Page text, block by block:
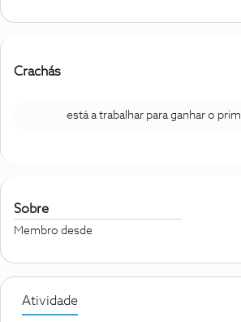
Crachás
está a trabalhar para ganhar o
Sobre
Membro desde
Atividade